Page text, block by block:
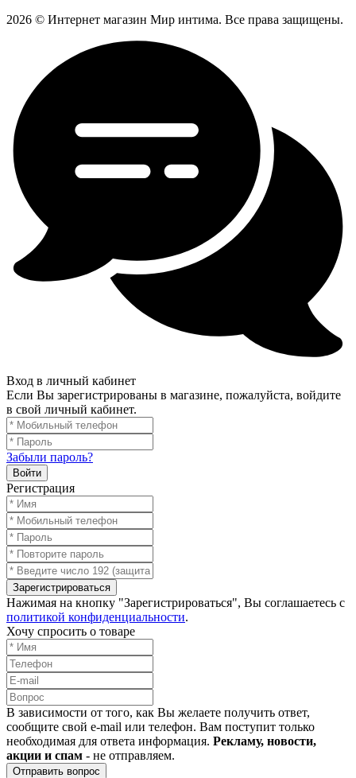
2026 © Интернет магазин Мир интима. Все права защищены.
Вход в личный кабинет
Если Вы зарегистрированы в магазине, пожалуйста, войдите
в свой личный кабинет.
Забыли пароль?
Войти
Регистрация
Зарегистрироваться
Нажимая на кнопку "Зарегистрироваться", Вы соглашаетесь с
политикой конфиденциальности.
Хочу спросить о товаре
В зависимости от того, как Вы желаете получить ответ,
сообщите свой e-mail или телефон. Вам поступит только
необходимая для ответа информация. Рекламу, новости,
акции и спам - не отправляем.
Отправить вопрос